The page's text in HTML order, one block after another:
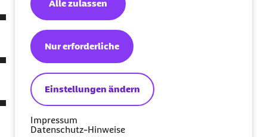
Einstellungen ändern
Nur erforderliche
Alle zulassen
Impressum
Datenschutz-Hinweise
Sportmedizinische Untersuchungen: Beim
Training auf Nummer sicher gehen
Polymedikation – wenn viele Medikamente
zusammenkommen
Mythen, Fakten, Zukunft: Was sich bei der
Blutspende verändert